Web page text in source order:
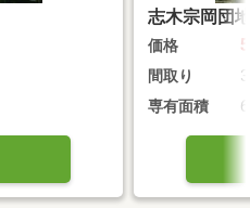
志木宗岡団
価格
間取り
専有面積